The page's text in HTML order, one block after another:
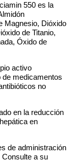
550 es la
Magnesio, Dióxido
de Titanio,
Óxido de
activo
de medicamentos
no
en la reducción
en
de administración
a su